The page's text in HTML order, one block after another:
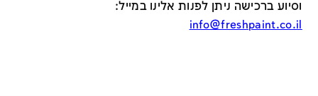
וסיוע ברכישה ניתן לפנות אלינו במייל:
info@freshpaint.co.il